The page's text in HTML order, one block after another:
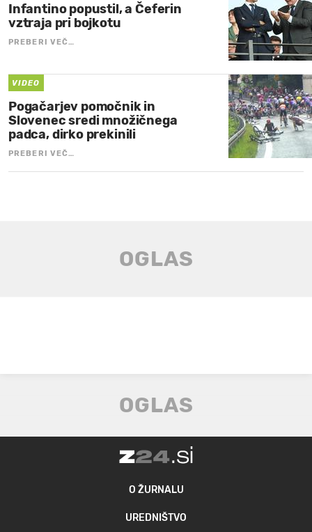
Infantino popustil, a Čeferin
vztraja pri bojkotu
PREBERI VEČ…
VIDEO
Pogačarjev pomočnik in
Slovenec sredi množičnega
padca, dirko prekinili
PREBERI VEČ…
O ŽURNALU
UREDNIŠTVO